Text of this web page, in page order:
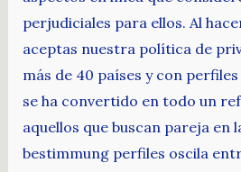
perjudiciales para ellos. Al
aceptas nuestra política de
más de 40 países y con
se ha convertido en todo un
aquellos que buscan pareja en
bestimmung perfiles oscila